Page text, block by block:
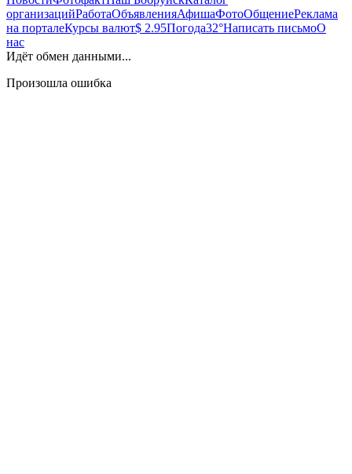
организацийРаботаОбъявленияАфишаФотоОбщениеРеклама
на порталеКурсы валют$ 2.95Погода32°Написать письмоО
нас
Идёт обмен данными...
Произошла ошибка